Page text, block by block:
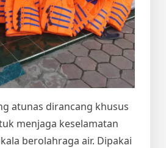
atunas dirancang khusus
menjaga keselamatan
berolahraga air. Dipakai